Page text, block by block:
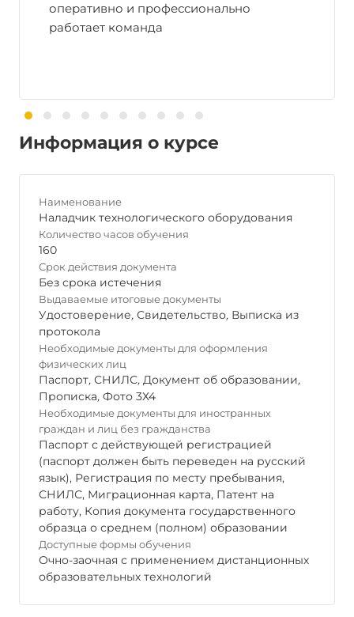
оперативно и профессионально
работает команда
Информация о курсе
Наименование
Наладчик технологического оборудования
Количество часов обучения
160
Срок действия документа
Без срока истечения
Выдаваемые итоговые документы
Удостоверение, Свидетельство, Выписка из
протокола
Необходимые документы для оформления
физических лиц
Паспорт, СНИЛС, Документ об образовании,
Прописка, Фото 3Х4
Необходимые документы для иностранных
граждан и лиц без гражданства
Паспорт с действующей регистрацией
(паспорт должен быть переведен на русский
язык), Регистрация по месту пребывания,
СНИЛС, Миграционная карта, Патент на
работу, Копия документа государственного
образца о среднем (полном) образовании
Доступные формы обучения
Очно-заочная с применением дистанционных
образовательных технологий